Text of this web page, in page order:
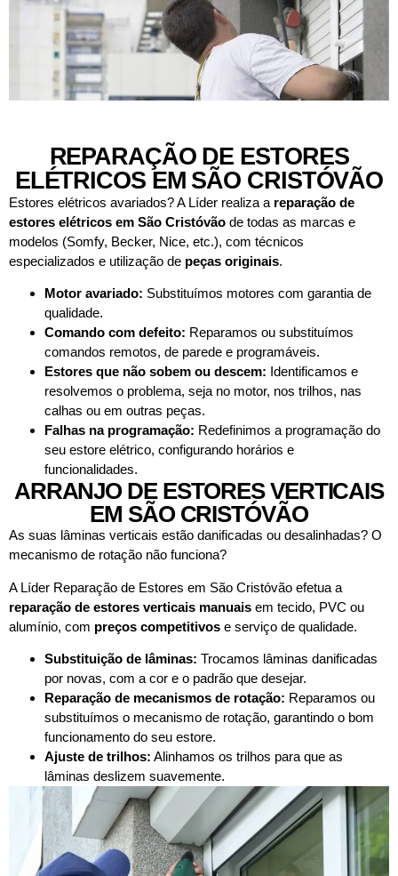
REPARAÇÃO DE ESTORES
ELÉTRICOS EM SÃO CRISTÓVÃO
Estores elétricos avariados? A Líder realiza a reparação de
estores elétricos em São Cristóvão de todas as marcas e
modelos (Somfy, Becker, Nice, etc.), com técnicos
especializados e utilização de peças originais.
Motor avariado: Substituímos motores com garantia de
qualidade.
Comando com defeito: Reparamos ou substituímos
comandos remotos, de parede e programáveis.
Estores que não sobem ou descem: Identificamos e
resolvemos o problema, seja no motor, nos trilhos, nas
calhas ou em outras peças.
Falhas na programação: Redefinimos a programação do
seu estore elétrico, configurando horários e
funcionalidades.
ARRANJO DE ESTORES VERTICAIS
EM SÃO CRISTÓVÃO
As suas lâminas verticais estão danificadas ou desalinhadas? O
mecanismo de rotação não funciona?
A Líder Reparação de Estores em São Cristóvão efetua a
reparação de estores verticais manuais em tecido, PVC ou
alumínio, com preços competitivos e serviço de qualidade.
Substituição de lâminas: Trocamos lâminas danificadas
por novas, com a cor e o padrão que desejar.
Reparação de mecanismos de rotação: Reparamos ou
substituímos o mecanismo de rotação, garantindo o bom
funcionamento do seu estore.
Ajuste de trilhos: Alinhamos os trilhos para que as
lâminas deslizem suavemente.